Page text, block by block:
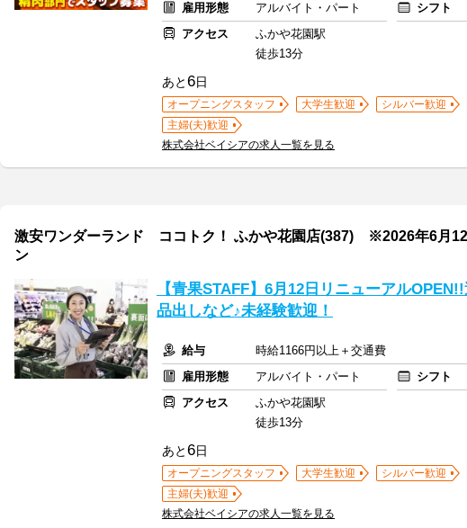
雇用形態
アルバイト・パート シフト
アクセス
ふかや花園駅
徒歩13分
あと6日
オープニングスタッフ 大学生歓迎 シルバー歓迎
主婦(夫)歓迎
株式会社ベイシアの求人一覧を見る
激安ワンダーランド ココトク！ ふかや花園店(387) ※2026年6月12
ン
【青果STAFF】6月12日リニューアル
品出しなど♪未経験歓迎！
給与
時給1166円以上＋交通費
雇用形態
アルバイト・パート シフト
アクセス
ふかや花園駅
徒歩13分
あと6日
オープニングスタッフ 大学生歓迎 シルバー歓迎
主婦(夫)歓迎
株式会社ベイシアの求人一覧を見る